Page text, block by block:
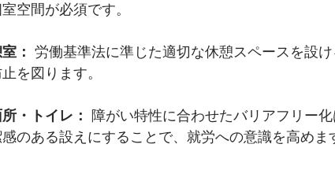
空間が必須です。
： 労働基準法に準じた適切な休憩スペースを設
を図ります。
・トイレ：
障がい特性に合わせたバリアフリー
のある設えにすることで、就労への意識を高めま